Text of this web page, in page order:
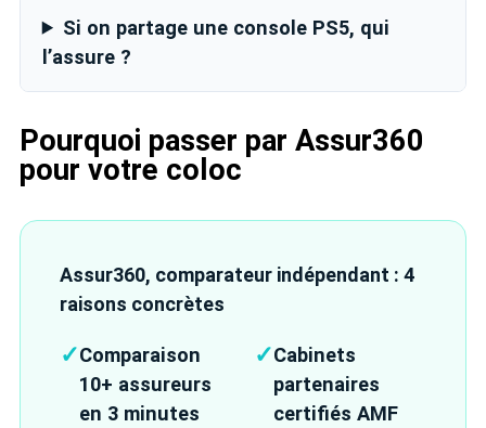
Si on partage une console PS5, qui
l’assure ?
Pourquoi passer par Assur360
pour votre coloc
Assur360, comparateur indépendant : 4
raisons concrètes
✓Comparaison
10+ assureurs
en 3 minutes
✓Cabinets
partenaires
certifiés AMF